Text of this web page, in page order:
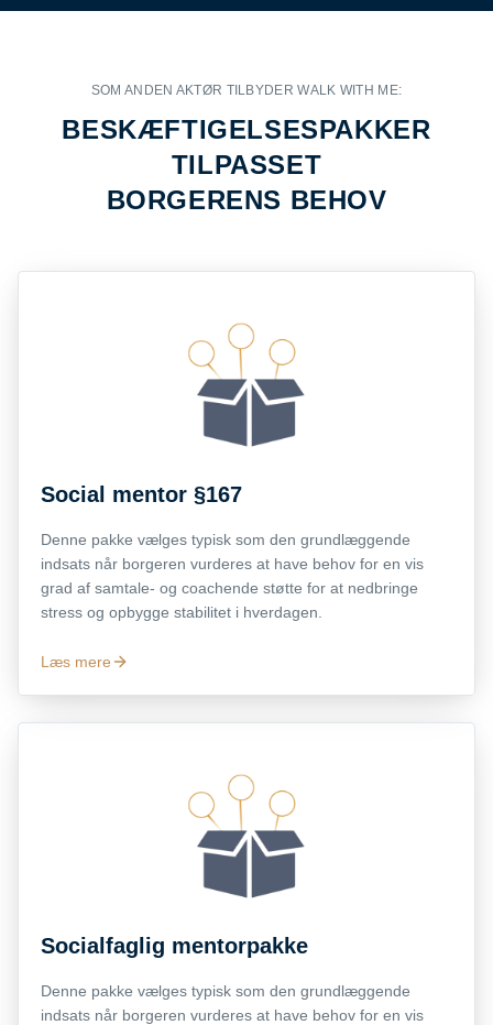
SOM ANDEN AKTØR TILBYDER WALK WITH ME:
BESKÆFTIGELSESPAKKER
TILPASSET
BORGERENS BEHOV
Social mentor §167
Denne pakke vælges typisk som den grundlæggende
indsats når borgeren vurderes at have behov for en vis
grad af samtale- og coachende støtte for at nedbringe
stress og opbygge stabilitet i hverdagen.
Læs mere
Socialfaglig mentorpakke
Denne pakke vælges typisk som den grundlæggende
indsats når borgeren vurderes at have behov for en vis